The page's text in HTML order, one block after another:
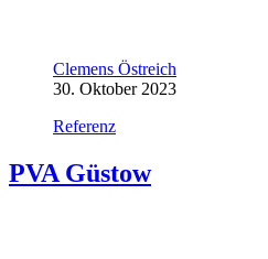
Clemens Östreich
30. Oktober 2023
Referenz
PVA Güstow